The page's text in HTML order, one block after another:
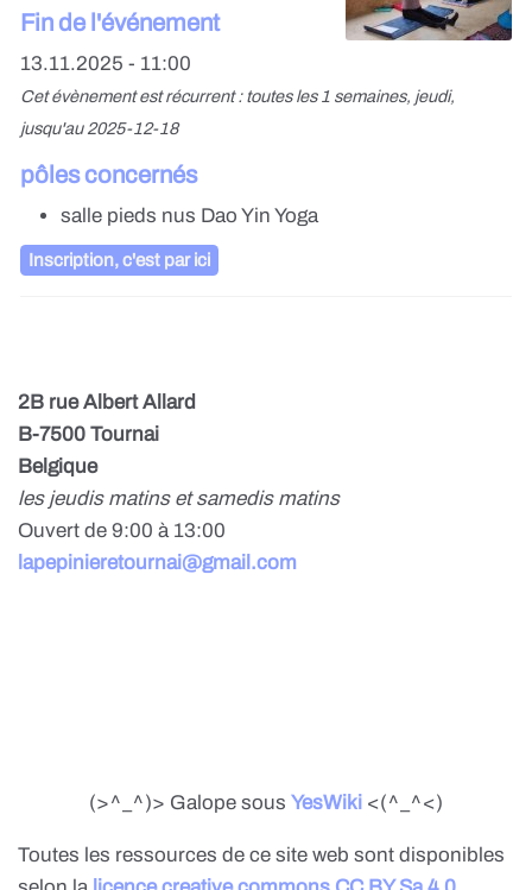
Fin de l'événement
13.11.2025 - 11:00
Cet évènement est récurrent : toutes les 1 semaines, jeudi,
jusqu'au 2025-12-18
pôles concernés
salle pieds nus Dao Yin Yoga
Inscription, c'est par ici
2B rue Albert Allard
B-7500 Tournai
Belgique
les jeudis matins et samedis matins
Ouvert de 9:00 à 13:00
lapepinieretournai@gmail.com
(>^_^)> Galope sous YesWiki <(^_^<)
Toutes les ressources de ce site web sont disponibles